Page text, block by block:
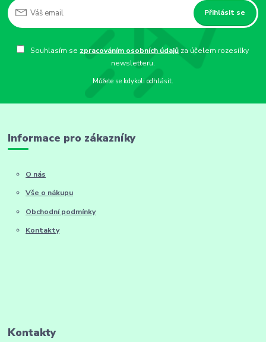
Přihlásit se
Souhlasím se zpracováním osobních údajů za účelem rozesílky
newsletteru.
Můžete se kdykoli odhlásit.
Informace pro zákazníky
O nás
Vše o nákupu
Obchodní podmínky
Kontakty
Kontakty